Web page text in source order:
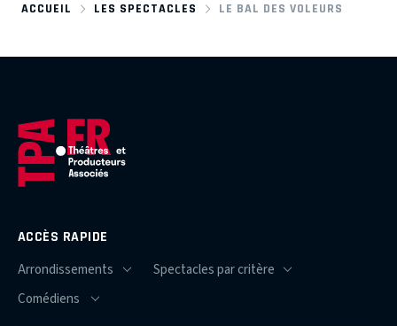
ACCUEIL LES SPECTACLES LE BAL DES VOLEURS
ACCÈS RAPIDE